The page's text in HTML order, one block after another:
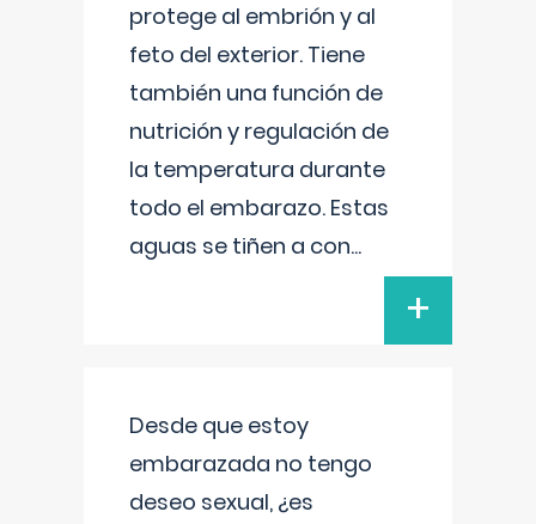
protege al embrión y al
feto del exterior. Tiene
también una función de
nutrición y regulación de
la temperatura durante
todo el embarazo. Estas
aguas se tiñen a con...
+
Desde que estoy
embarazada no tengo
deseo sexual, ¿es